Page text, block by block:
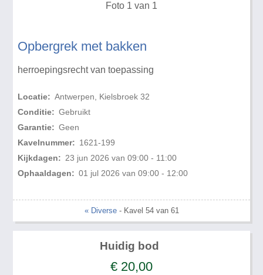
Opbergrek met bakken
herroepingsrecht van toepassing
Locatie: Antwerpen, Kielsbroek 32
Conditie: Gebruikt
Garantie: Geen
Kavelnummer: 1621-199
Kijkdagen: 23 jun 2026 van 09:00 - 11:00
Ophaaldagen: 01 jul 2026 van 09:00 - 12:00
Foto 1 van 1
« Diverse- Kavel 54 van 61
Huidig bod
€ 20,00